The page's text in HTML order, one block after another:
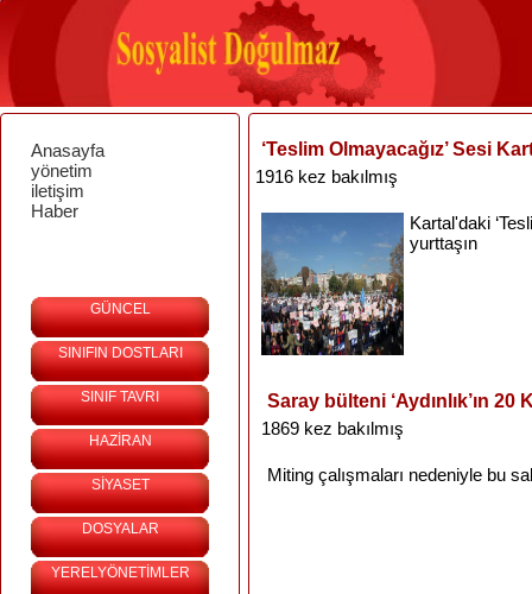
Anasayfa
yönetim
iletişim
Haber
GÜNCEL
SINIFIN DOSTLARI
SINIF TAVRI
HAZİRAN
SİYASET
DOSYALAR
YERELYÖNETİMLER
‘Teslim Olmayacağız’ Sesi
1916 kez bakılmış
Kartal'daki
yurttaşın
Saray bülteni ‘Aydınlık’ın 20
1869 kez bakılmış
Miting çalışmaları nedeniyle bu